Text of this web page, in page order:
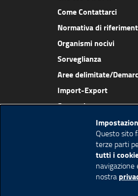
Questo sito
terze parti
tutti i
navigazione
nostra
Come Contattarci
Normativa di
Organismi nocivi
Sorveglianza
Aree delimitate/
Import-Export
Sementi
Vivaismo e controlli
Protezione delle
Laboratorio
Comunicati e notizie